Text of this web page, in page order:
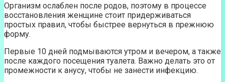
Организм ослаблен после родов, поэтому в процессе
восстановления женщине стоит придерживаться
простых правил, чтобы быстрее вернуться в прежнюю
форму.
Первые 10 дней подмываются утром и вечером, а также
после каждого посещения туалета. Важно делать это от
промежности к анусу, чтобы не занести инфекцию.